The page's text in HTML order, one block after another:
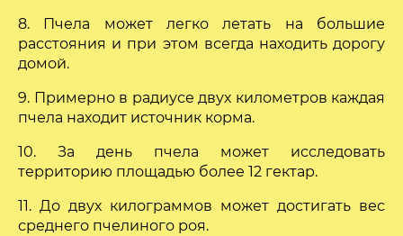
8. Пчела может легко летать на большие
расстояния и при этом всегда находить дорогу
домой.
9. Примерно в радиусе двух километров каждая
пчела находит источник корма.
10. За день пчела может исследовать
территорию площадью более 12 гектар.
11. До двух килограммов может достигать вес
среднего пчелиного роя.